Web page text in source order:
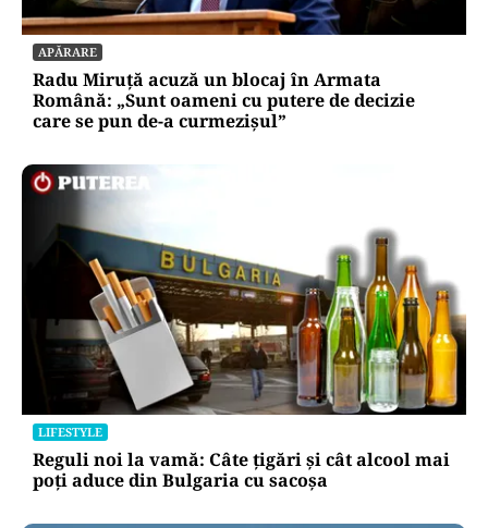
APĂRARE
Radu Miruță acuză un blocaj în Armata
Română: „Sunt oameni cu putere de decizie
care se pun de-a curmezișul”
LIFESTYLE
Reguli noi la vamă: Câte țigări și cât alcool mai
poți aduce din Bulgaria cu sacoșa